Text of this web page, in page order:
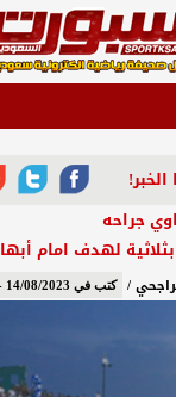
جراحه
بثلاثية لهدف امام أبها
/ كتب في 14/08/2023 - 8:07 م